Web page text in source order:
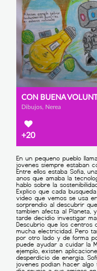
Dibujos, Nerea
+20